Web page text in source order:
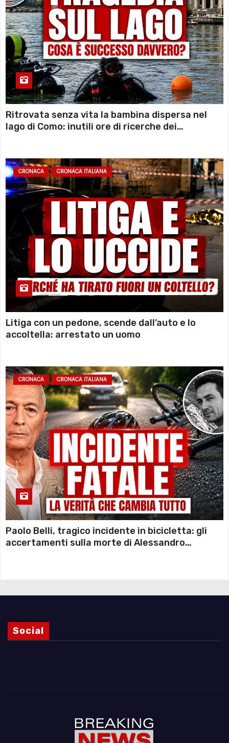
Ritrovata senza vita la bambina dispersa nel
lago di Como: inutili ore di ricerche dei
CRONACA CRONACA ITALIANA
Litiga con un pedone, scende dall’auto e lo
accoltella: arrestato un uomo
CRONACA CRONACA ITALIANA
Paolo Belli, tragico incidente in bicicletta: gli
accertamenti sulla morte di Alessandro
Social